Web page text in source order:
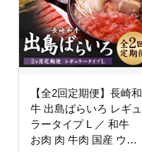
【全2回定期便】長崎和
牛 出島ばらいろ レギュ
ラータイプ L ／ 和牛
お肉 肉 牛肉 国産 ウデ